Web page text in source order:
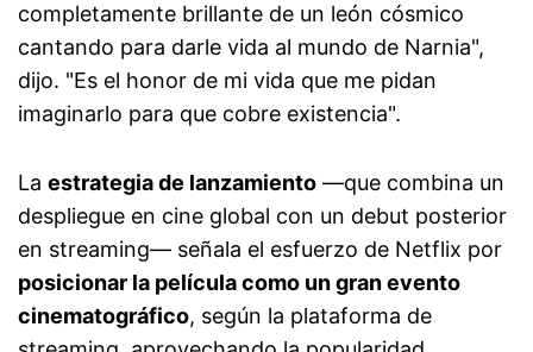
completamente brillante de un león cósmico
cantando para darle vida al mundo de Narnia",
dijo. "Es el honor de mi vida que me pidan
imaginarlo para que cobre existencia".
La estrategia de lanzamiento —que combina un
despliegue en cine global con un debut posterior
en streaming— señala el esfuerzo de Netflix por
posicionar la película como un gran evento
cinematográfico, según la plataforma de